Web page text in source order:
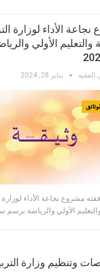
الأداء لوزارة
والتعليم الأولي
الفقيه يناير 28, 2024
مشروع نجاعة الأداء لوزارة
الأولي والرياضة برسم سنة
وتنظيم وزارة